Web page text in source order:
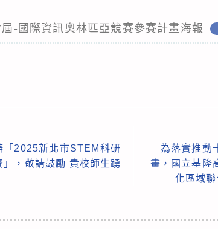
-國際資訊奧林匹亞競賽參賽計畫海報
「2025新北市STEM科研
，敬請鼓勵 貴校師生踴
為落實推動
畫，國立基隆
化區域